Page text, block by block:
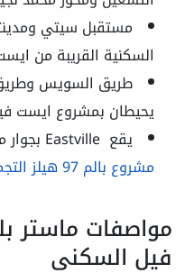
مستقبل سيتي
السكنية القريبة من
طريق السويس
يحيطان بمشروع ايست
يقع Eastville بجوار مشروع بالم هيلز الجديد
مشروع بالم 97 هيلز التجمع الخامس
مواصفات ماستر
فيل السكني